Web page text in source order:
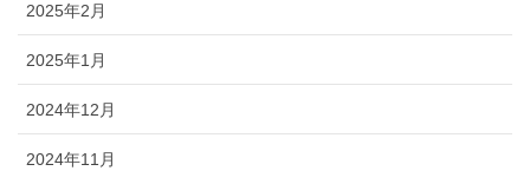
2025年2月
2025年1月
2024年12月
2024年11月